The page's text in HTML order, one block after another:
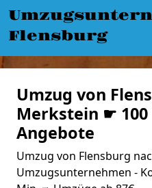
Flensburg
Umzug von
Merkstein ☛ 100
Angebote
Umzug von Flensburg
Umzugsunternehmen -